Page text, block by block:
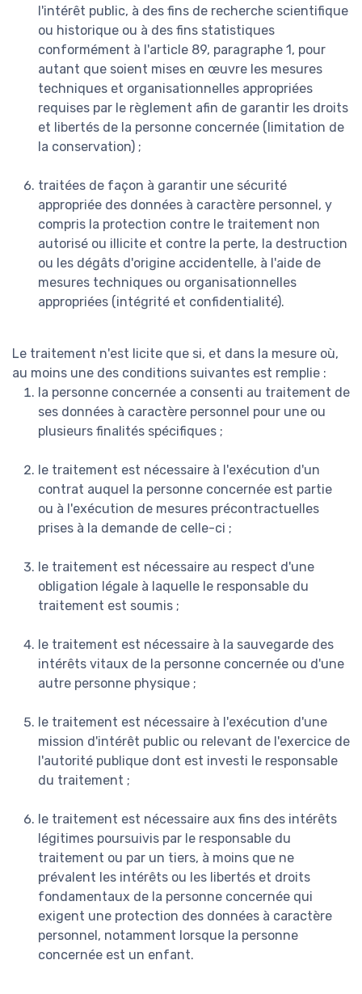
l'intérêt public, à des fins de recherche scientifique
ou historique ou à des fins statistiques
conformément à l'article 89, paragraphe 1, pour
autant que soient mises en œuvre les mesures
techniques et organisationnelles appropriées
requises par le règlement afin de garantir les droits
et libertés de la personne concernée (limitation de
la conservation) ;
traitées de façon à garantir une sécurité
appropriée des données à caractère personnel, y
compris la protection contre le traitement non
autorisé ou illicite et contre la perte, la destruction
ou les dégâts d'origine accidentelle, à l'aide de
mesures techniques ou organisationnelles
appropriées (intégrité et confidentialité).
Le traitement n'est licite que si, et dans la mesure où,
au moins une des conditions suivantes est remplie :
la personne concernée a consenti au traitement de
ses données à caractère personnel pour une ou
plusieurs finalités spécifiques ;
le traitement est nécessaire à l'exécution d'un
contrat auquel la personne concernée est partie
ou à l'exécution de mesures précontractuelles
prises à la demande de celle-ci ;
le traitement est nécessaire au respect d'une
obligation légale à laquelle le responsable du
traitement est soumis ;
le traitement est nécessaire à la sauvegarde des
intérêts vitaux de la personne concernée ou d'une
autre personne physique ;
le traitement est nécessaire à l'exécution d'une
mission d'intérêt public ou relevant de l'exercice de
l'autorité publique dont est investi le responsable
du traitement ;
le traitement est nécessaire aux fins des intérêts
légitimes poursuivis par le responsable du
traitement ou par un tiers, à moins que ne
prévalent les intérêts ou les libertés et droits
fondamentaux de la personne concernée qui
exigent une protection des données à caractère
personnel, notamment lorsque la personne
concernée est un enfant.